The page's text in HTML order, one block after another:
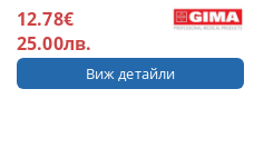
12.78€
25.00лв.
Виж детайли